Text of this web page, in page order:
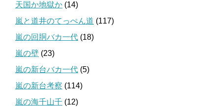
天国か地獄か (14)
嵐と道井のてっぺん道 (117)
嵐の回胴バカ一代 (18)
嵐の壁 (23)
嵐の新台バカ一代 (5)
嵐の新台考察 (114)
嵐の海千山千 (12)